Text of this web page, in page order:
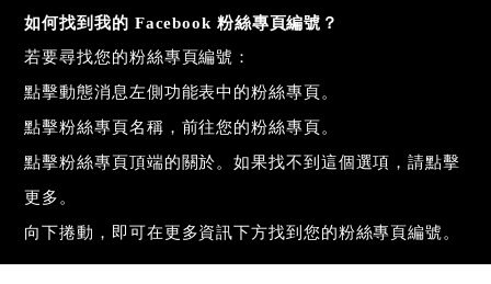
如何找到我的 Facebook 粉絲專頁編號？
若要尋找您的粉絲專頁編號：
點擊動態消息左側功能表中的粉絲專頁。
點擊粉絲專頁名稱，前往您的粉絲專頁。
點擊粉絲專頁頂端的關於。如果找不到這個選項，請點擊
更多。
向下捲動，即可在更多資訊下方找到您的粉絲專頁編號。